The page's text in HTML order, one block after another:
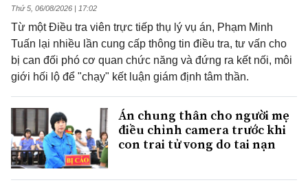
Thứ 5, 06/08/2026 | 17:02
Từ một Điều tra viên trực tiếp thụ lý vụ án, Phạm Minh
Tuấn lại nhiều lần cung cấp thông tin điều tra, tư vấn cho
bị can đối phó cơ quan chức năng và đứng ra kết nối, môi
giới hối lộ để "chạy" kết luận giám định tâm thần.
Án chung thân cho người mẹ
điều chỉnh camera trước khi
con trai tử vong do tai nạn